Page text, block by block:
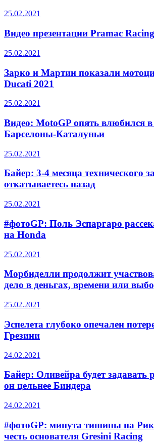
25.02.2021
Видео презентации Pramac
25.02.2021
Зарко и Мартин показали
Ducati 2021
25.02.2021
Видео: MotoGP опять влюбился
Барселоны-Каталуньи
25.02.2021
Байер: 3-4 месяца технического
откатываетесь назад
25.02.2021
#фотоGP: Поль Эспаргаро
на Honda
25.02.2021
Морбиделли продолжит
дело в деньгах, времени или
25.02.2021
Эспелета глубоко опечален
Грезини
24.02.2021
Байер: Оливейра будет задавать
он цельнее Биндера
24.02.2021
#фотоGP: минута тишины на
честь основателя Gresini Racing